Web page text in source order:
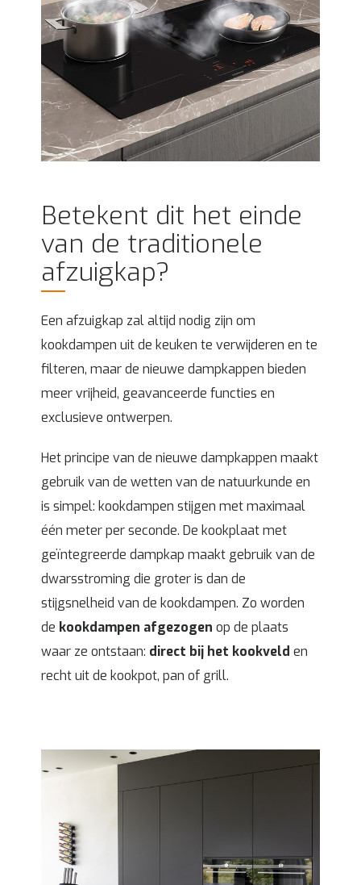
Betekent dit het einde
van de traditionele
afzuigkap?
Een afzuigkap zal altijd nodig zijn om
kookdampen uit de keuken te verwijderen en te
filteren, maar de nieuwe dampkappen bieden
meer vrijheid, geavanceerde functies en
exclusieve ontwerpen.
Het principe van de nieuwe dampkappen maakt
gebruik van de wetten van de natuurkunde en
is simpel: kookdampen stijgen met maximaal
één meter per seconde. De kookplaat met
geïntegreerde dampkap maakt gebruik van de
dwarsstroming die groter is dan de
stijgsnelheid van de kookdampen. Zo worden
de kookdampen afgezogen op de plaats
waar ze ontstaan: direct bij het kookveld en
recht uit de kookpot, pan of grill.